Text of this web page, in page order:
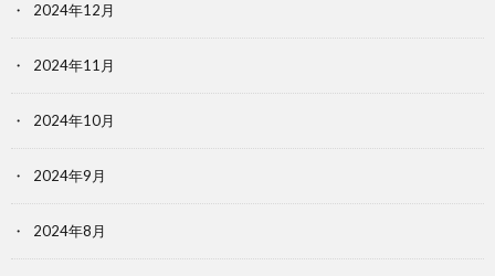
2024年12月
2024年11月
2024年10月
2024年9月
2024年8月